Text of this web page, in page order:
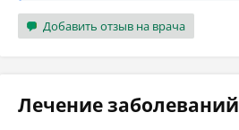
Добавить отзыв на врача
Лечение заболеваний